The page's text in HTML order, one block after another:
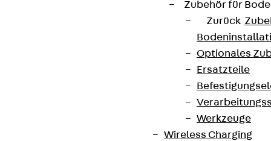
Zubehör für
Zurück
Optionales
Ersatzteile
Werkzeuge
Wireless Charging